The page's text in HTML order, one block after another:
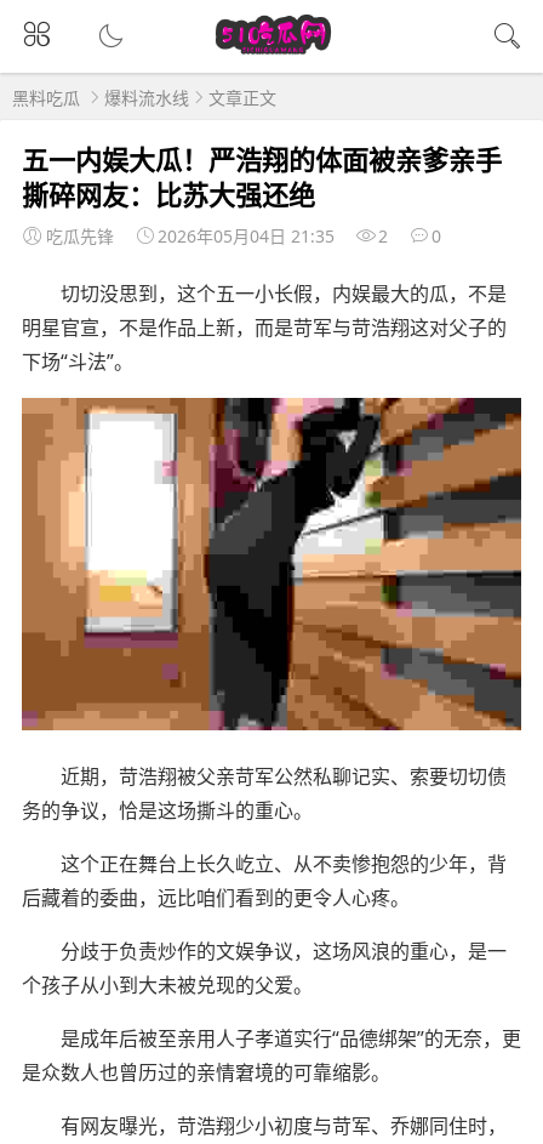
黑料吃瓜 爆料流水线 文章正文
五一内娱大瓜！严浩翔的体面被亲爹亲手
撕碎网友：比苏大强还绝
吃瓜先锋 2026年05月04日 21:35 2 0
切切没思到，这个五一小长假，内娱最大的瓜，不是
明星官宣，不是作品上新，而是苛军与苛浩翔这对父子的
下场“斗法”。
近期，苛浩翔被父亲苛军公然私聊记实、索要切切债
务的争议，恰是这场撕斗的重心。
这个正在舞台上长久屹立、从不卖惨抱怨的少年，背
后藏着的委曲，远比咱们看到的更令人心疼。
分歧于负责炒作的文娱争议，这场风浪的重心，是一
个孩子从小到大未被兑现的父爱。
是成年后被至亲用人子孝道实行“品德绑架”的无奈，更
是众数人也曾历过的亲情窘境的可靠缩影。
有网友曝光，苛浩翔少小初度与苛军、乔娜同住时，